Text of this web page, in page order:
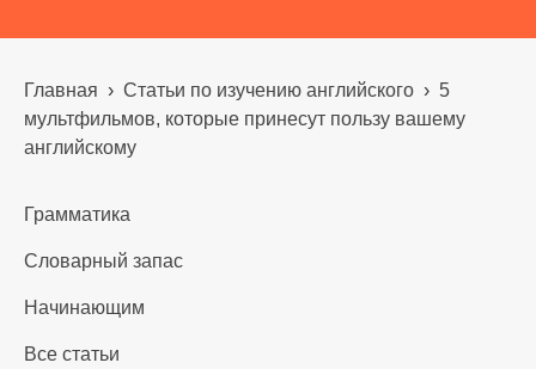
Главная › Статьи по изучению английского › 5
мультфильмов, которые принесут пользу вашему
английскому
Грамматика
Словарный запас
Начинающим
Все статьи